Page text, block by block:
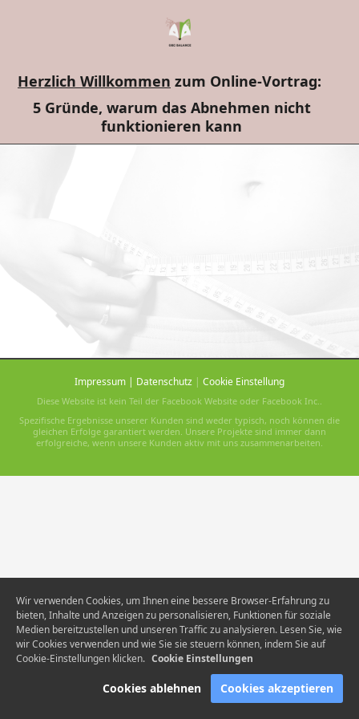
Herzlich Willkommen zum Online-Vortrag:
5 Gründe, warum das Abnehmen nicht
funktionieren kann
Impressum | Datenschutz | Cookie Einstellung
Diese Website ist kein Teil der Facebook Website oder Facebook Inc..
Spezifische Ergebnisse unserer Kunden sind weder typisch, noch können die
gleichen Erfolge garantiert werden. Unsere Projekte sind immer dann
erfolgreiche, wenn unsere Kunden aktiv mit uns zusammenarbeiten.
Wir verwenden Cookies, um Ihnen eine bessere Browser-Erfahrung zu
bieten, Inhalte und Anzeigen zu personalisieren, Funktionen für soziale
Medien bereitzustellen und unseren Traffic zu analysieren. Lesen Sie, wie
wir Cookies verwenden und wie Sie sie steuern können, indem Sie auf
Cookie-Einstellungen klicken. Cookie Einstellungen
Cookies ablehnen Cookies akzeptieren